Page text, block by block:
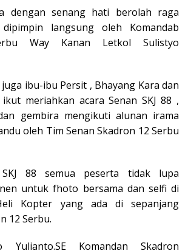
dengan senang hati berolah raga
langsung oleh Komandab
Way Kanan Letkol Sulistyo
ibu-ibu Persit , Bhayang Kara dan
ikut meriahkan acara Senan SKJ 88 ,
gembira mengikuti alunan irama
oleh Tim Senan Skadron 12 Serbu
88 semua peserta tidak lupa
untuk fhoto bersama dan selfi di
Kopter yang ada di sepanjang
12 Serbu.
Yulianto.SE Komandan Skadron